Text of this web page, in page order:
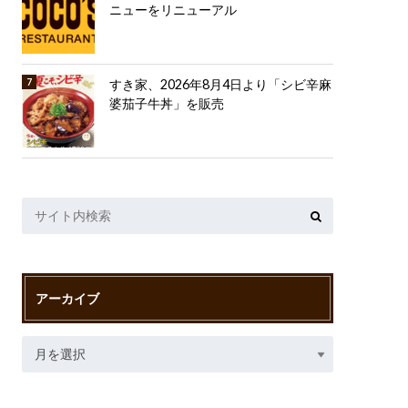
ニューをリニューアル
すき家、2026年8月4日より「シビ辛麻
婆茄子牛丼」を販売
アーカイブ